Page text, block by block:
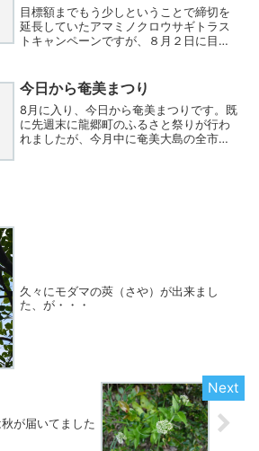
目標額までもう少しということで締切を
延長していたアマミノクロウサギトラス
トキャンペーンですが、８月２日に目標
ました。上記のキャンペーン結果のペー
ジには命名された森の名前...
今日から奄美まつり
8月に入り、今日から奄美まつりです。既
に先週末に龍郷町のふるさと祭りが行わ
れましたが、今月中に奄美大島の全市町
久々にモダマの莢（さや）が出来まし
た、が・・・
が届いてました